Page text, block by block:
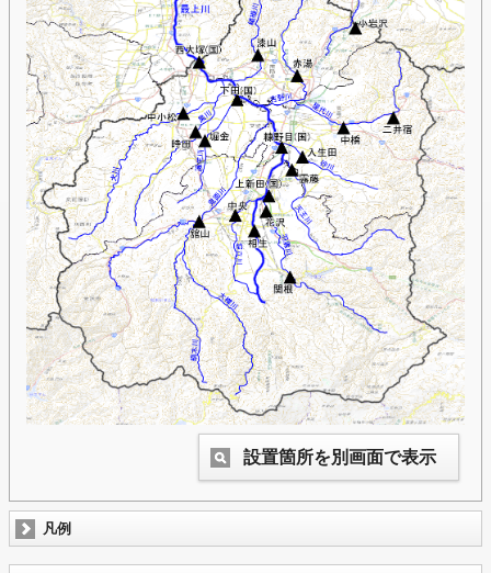
設置箇所を別画面で表示
凡例